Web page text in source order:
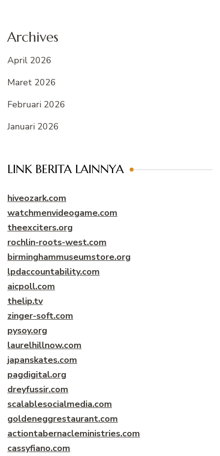
Archives
April 2026
Maret 2026
Februari 2026
Januari 2026
LINK BERITA LAINNYA
hiveozark.com
watchmenvideogame.com
theexciters.org
rochlin-roots-west.com
birminghammuseumstore.org
lpdaccountability.com
aicpoll.com
thelip.tv
zinger-soft.com
pysoy.org
laurelhillnow.com
japanskates.com
pagdigital.org
dreyfussir.com
scalablesocialmedia.com
goldeneggrestaurant.com
actiontabernacleministries.com
cassyfiano.com